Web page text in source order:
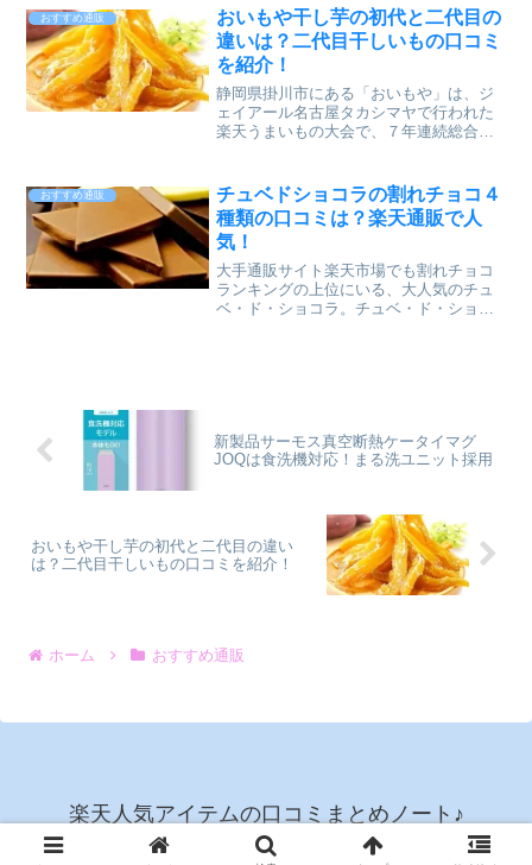
goodです！今回は、楽天通販でも人気の
お店「エール・エル」のアイスワッフル
をご紹介します^^創業は1991年、兵庫県
神戸市にワッフルケーキ専門店エール・
エルは誕生しました。お取り寄せやギフ
ト、お土産の人気スイーツブランドとし
て、テレビ・雑誌・新聞など多数の媒体
で取り上げられている洋菓子店です。
おすすめ通販
おいもや干し芋の初代と二代目の
違いは？二代目干しいもの口コミ
を紹介！
静岡県掛川市にある「おいもや」は、ジ
ェイアール名古屋タカシマヤで行われた
楽天うまいもの大会で、７年連続総合１
でも不動の人気商品「おいもや二代目干
し芋」について、初代と二代目の違いや
口コミについてピックアップしたいと思
います。さらに、賞味期限やおいしい食
べ方についても調べています。興味があ
る方は、ぜひ参考にしていただけると嬉
しいです！
おすすめ通販
チュベドショコラの割れチョコ４
種類の口コミは？楽天通販で人
気！
大手通販サイト楽天市場でも割れチョコ
ランキングの上位にいる、大人気のチュ
ベ・ド・ショコラ。チュベ・ド・ショコ
チョコの人気のフレーバー、ミルク・ビ
ター・ホワイト・ハイビターの４種類の
か迷っている方は、ぜひ参考にしてみて
くださいね♪ほかにも賞味期限や保存方法
なども詳しく調べていますので、ぜひご
覧になってください。
新製品サーモス真空断熱ケータイマグ
JOQは食洗機対応！まる洗ユニット採用
おいもや干し芋の初代と二代目の違い
は？二代目干しいもの口コミを紹介！
ホーム おすすめ通販
楽天人気アイテムの口コミまとめノート♪
© 2022 楽天人気アイテムの口コミまとめノート♪.